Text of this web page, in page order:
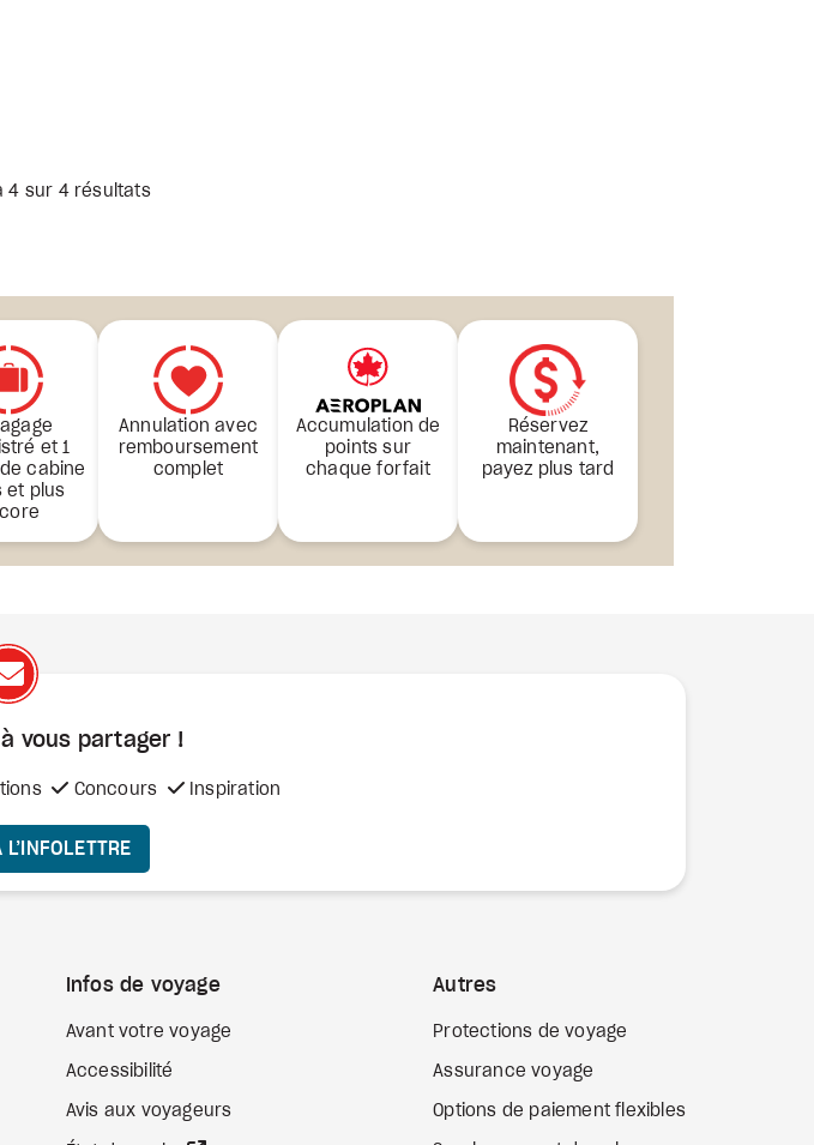
4 sur 4 résultats
et 1
cabine
et plus
Annulation avec
remboursement
complet
Accumulation de
points sur
chaque forfait
Réservez
maintenant,
payez plus tard
vous partager !
Concours Inspiration
L’INFOLETTRE
Infos de voyage
Avant votre voyage
Accessibilité
Avis aux voyageurs
Autres
Protections de voyage
Assurance voyage
Options de paiement flexibles